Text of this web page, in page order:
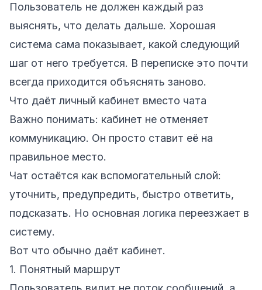
Пользователь не должен каждый раз
выяснять, что делать дальше. Хорошая
система сама показывает, какой следующий
шаг от него требуется. В переписке это почти
всегда приходится объяснять заново.
Что даёт личный кабинет вместо чата
Важно понимать: кабинет не отменяет
коммуникацию. Он просто ставит её на
правильное место.
Чат остаётся как вспомогательный слой:
уточнить, предупредить, быстро ответить,
подсказать. Но основная логика переезжает в
систему.
Вот что обычно даёт кабинет.
1. Понятный маршрут